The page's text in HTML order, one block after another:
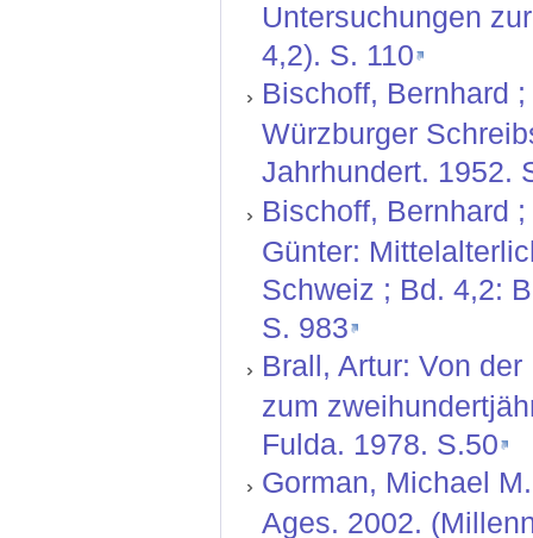
Untersuchungen
4,2). S. 110
Bischoff, Bernhard
Würzburger
Jahrhundert. 1952.
Bischoff, Bernhard
Günter:
Schweiz ; Bd. 4,2:
S. 983
Brall, Artur: Von
zum
Fulda. 1978. S.50
Gorman, Michael
Ages. 2002.